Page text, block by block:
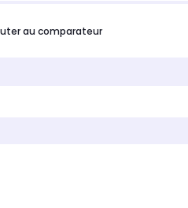
au comparateur